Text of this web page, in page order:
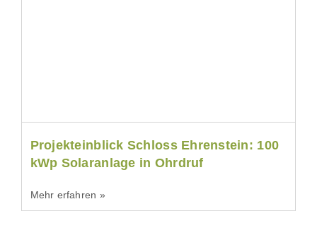
Projekteinblick Schloss Ehrenstein: 100
kWp Solaranlage in Ohrdruf
Mehr erfahren »